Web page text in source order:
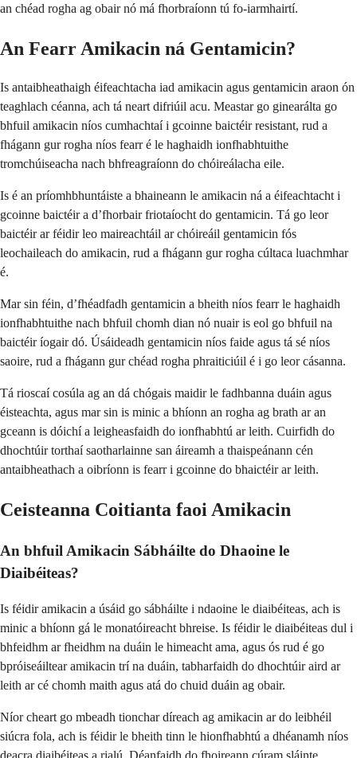
an chéad rogha ag obair nó má fhorbraíonn tú fo-iarmhairtí.
An Fearr Amikacin ná Gentamicin?
Is antaibheathaigh éifeachtacha iad amikacin agus gentamicin araon ón
teaghlach céanna, ach tá neart difriúil acu. Meastar go ginearálta go
bhfuil amikacin níos cumhachtaí i gcoinne baictéir resistant, rud a
fhágann gur rogha níos fearr é le haghaidh ionfhabhtuithe
tromchúiseacha nach bhfreagraíonn do chóireálacha eile.
Is é an príomhbhuntáiste a bhaineann le amikacin ná a éifeachtacht i
gcoinne baictéir a d’fhorbair friotaíocht do gentamicin. Tá go leor
baictéir ar féidir leo maireachtáil ar chóireáil gentamicin fós
leochaileach do amikacin, rud a fhágann gur rogha cúltaca luachmhar
é.
Mar sin féin, d’fhéadfadh gentamicin a bheith níos fearr le haghaidh
ionfhabhtuithe nach bhfuil chomh dian nó nuair is eol go bhfuil na
baictéir íogair dó. Úsáideadh gentamicin níos faide agus tá sé níos
saoire, rud a fhágann gur chéad rogha phraiticiúil é i go leor cásanna.
Tá rioscaí cosúla ag an dá chógais maidir le fadhbanna duáin agus
éisteachta, agus mar sin is minic a bhíonn an rogha ag brath ar an
gceann is dóichí a leigheasfaidh do ionfhabhtú ar leith. Cuirfidh do
dhochtúir torthaí saotharlainne san áireamh a thaispeánann cén
antaibheathach a oibríonn is fearr i gcoinne do bhaictéir ar leith.
Ceisteanna Coitianta faoi Amikacin
An bhfuil Amikacin Sábháilte do Dhaoine le
Diaibéiteas?
Is féidir amikacin a úsáid go sábháilte i ndaoine le diaibéiteas, ach is
minic a bhíonn gá le monatóireacht bhreise. Is féidir le diaibéiteas dul i
bhfeidhm ar fheidhm na duáin le himeacht ama, agus ós rud é go
bpróiseáiltear amikacin trí na duáin, tabharfaidh do dhochtúir aird ar
leith ar cé chomh maith agus atá do chuid duáin ag obair.
Níor cheart go mbeadh tionchar díreach ag amikacin ar do leibhéil
siúcra fola, ach is féidir le bheith tinn le hionfhabhtú a dhéanamh níos
deacra diaibéiteas a rialú. Déanfaidh do fhoireann cúram sláinte